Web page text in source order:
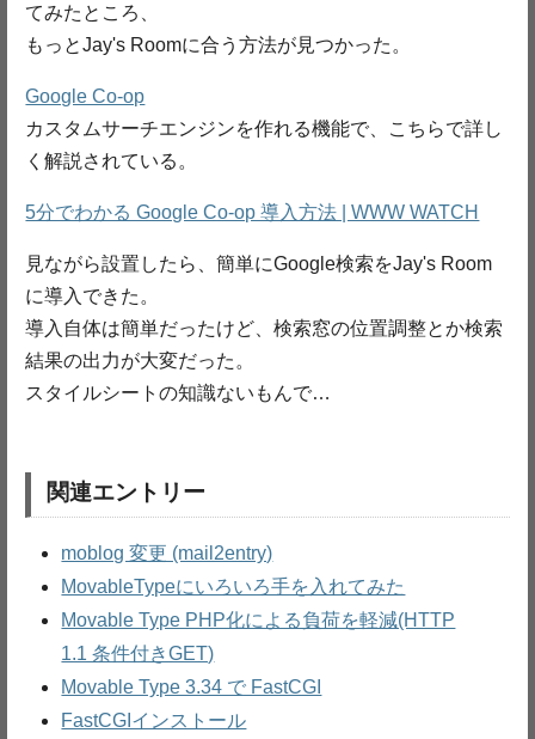
てみたところ、
もっとJay's Roomに合う方法が見つかった。
Google Co-op
カスタムサーチエンジンを作れる機能で、こちらで詳し
く解説されている。
5分でわかる Google Co-op 導入方法 | WWW WATCH
見ながら設置したら、簡単にGoogle検索をJay's Room
に導入できた。
導入自体は簡単だったけど、検索窓の位置調整とか検索
結果の出力が大変だった。
スタイルシートの知識ないもんで…
関連エントリー
moblog 変更 (mail2entry)
MovableTypeにいろいろ手を入れてみた
Movable Type PHP化による負荷を軽減(HTTP
1.1 条件付きGET)
Movable Type 3.34 で FastCGI
FastCGIインストール